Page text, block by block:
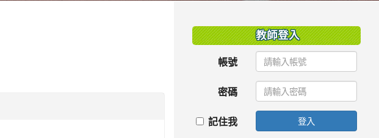
教師登入
帳號
密碼
記住我 登入